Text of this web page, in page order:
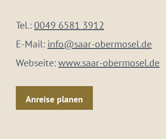
Tel.: 0049 6581 3912
E-Mail: info@saar-obermosel.de
Webseite:www.saar-obermosel.de
Anreise planen